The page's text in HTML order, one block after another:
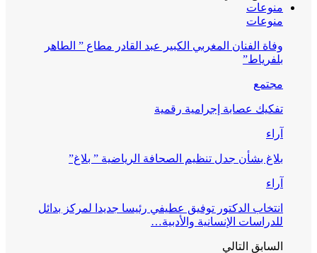
منوعات
منوعات
وفاة الفنان المغربي الكبير عبد القادر مطاع ” الطاهر
بلفرياط”
مجتمع
تفكيك عصابة إجرامية رقمية
آراء
بلاغ بشأن جدل تنظيم الصحافة الرياضية ” بلاغ”
آراء
انتخاب الدكتور توفيق عطيفي رئيسا جديدا لمركز بدائل
للدراسات الإنسانية والأدبية…
السابق التالي